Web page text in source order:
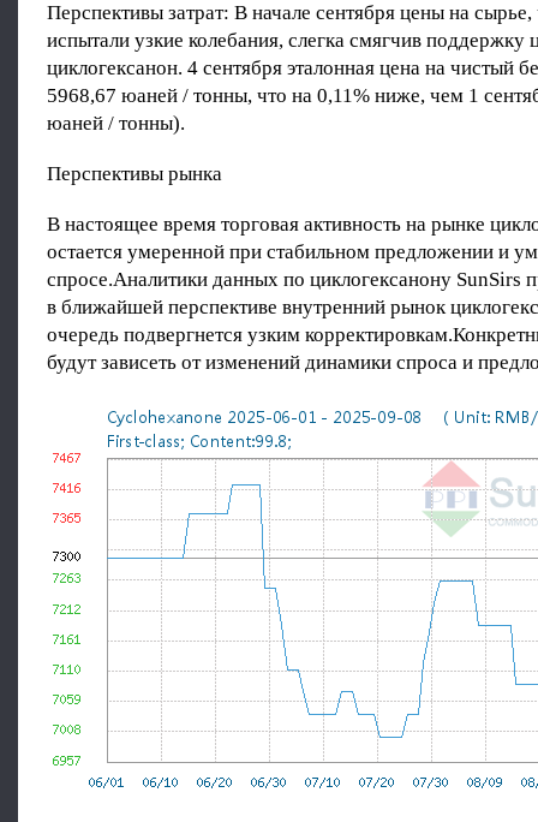
Перспективы затрат: В начале сентября цены на
испытали узкие колебания, слегка смягчив поддержку
циклогексанон. 4 сентября эталонная цена на чистый
5968,67 юаней / тонны, что на 0,11% ниже, чем 1
юаней / тонны).
Перспективы рынка
В настоящее время торговая активность на рынке
остается умеренной при стабильном предложении и
спросе.Аналитики данных по циклогексанону SunSirs
в ближайшей перспективе внутренний рынок
очередь подвергнется узким
будут зависеть от изменений динамики спроса и